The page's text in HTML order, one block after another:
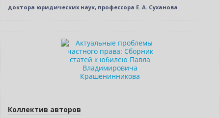
доктора юридических наук, профессора Е. А. Суханова
Коллектив авторов